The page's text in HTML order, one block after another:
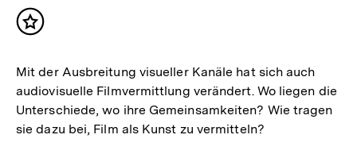
Inhalt
Mit der Ausbreitung visueller Kanäle hat sich auch
audiovisuelle Filmvermittlung verändert. Wo liegen die
Unterschiede, wo ihre Gemeinsamkeiten? Wie tragen
sie dazu bei, Film als Kunst zu vermitteln?